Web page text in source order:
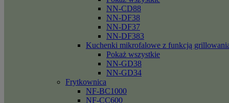
NN-CD88
NN-DF38
NN-DF37
NN-DF383
Kuchenki mikrofalowe z funkcją
Pokaż wszystkie
NN-GD38
NN-GD34
Frytkownica
NF-BC1000
NF-CC600